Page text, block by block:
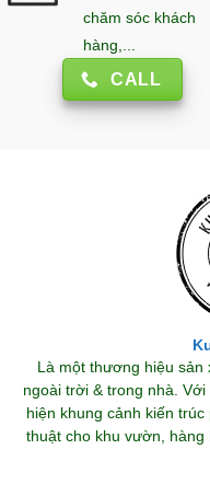
chăm sóc khách
hàng,...
CALL
Là một thương hiệu
ngoài trời & trong nhà.
hiện khung cảnh kiến
thuật cho khu vườn,